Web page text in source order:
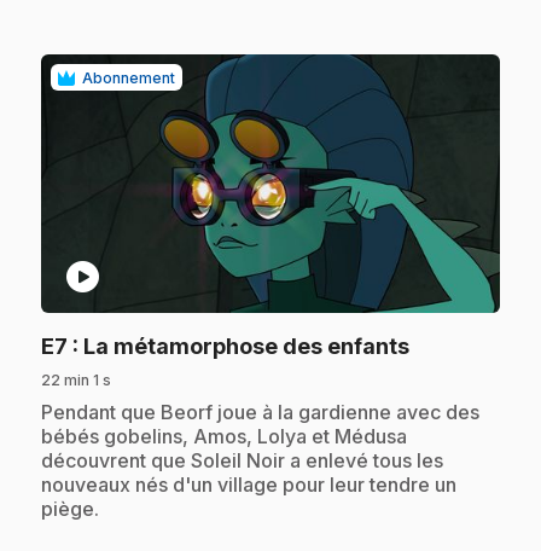
Abonnement
play_circle
E7 : La métamorphose des enfants.
22 min 1 s
.Pendant que Beorf joue à la gardienne avec des
bébés gobelins, Amos, Lolya et Médusa
découvrent que Soleil Noir a enlevé tous les
nouveaux nés d'un village pour leur tendre un
piège.